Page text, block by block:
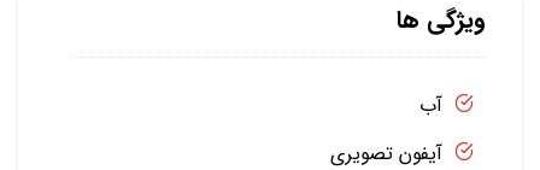
ویژگی ها
آب
آیفون تصویری